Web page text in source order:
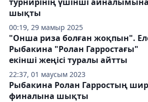
00:19, 29 мамыр 2025
шықты
22:37, 01 маусым 2023
"Онша риза болған жоқпын".
Рыбакина "Ролан Гарростағы"
екінші жеңісі туралы айтты
Рыбакина Ролан Гарростың
финалына шықты